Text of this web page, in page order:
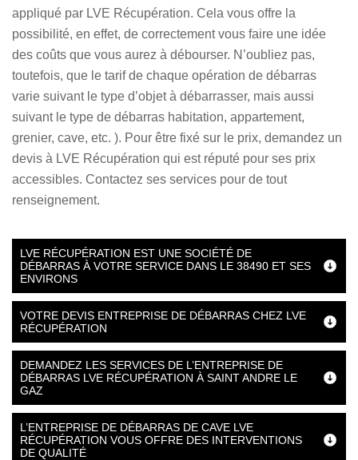
appliqué par LVE Récupération. Cela vous offre la
possibilité, en effet, de correctement vous faire une idée
des coûts que vous aurez à débourser. N’oubliez pas,
toutefois, que le tarif de chaque opération de débarras
varie suivant le type d’objet à débarrasser, mais aussi
suivant le type de débarras habitation, appartement,
grenier, cave, etc. ). Pour être fixé sur le prix, demandez un
devis à LVE Récupération qui est réputé pour ses prix
accessibles. Contactez ses services pour de tout
renseignement.
LVE RÉCUPÉRATION EST UNE SOCIÉTÉ DE
DÉBARRAS À VOTRE SERVICE DANS LE 38490 ET SES
ENVIRONS
VOTRE DEVIS ENTREPRISE DE DÉBARRAS CHEZ LVE
RÉCUPÉRATION
DEMANDEZ LES SERVICES DE L’ENTREPRISE DE
DÉBARRAS LVE RÉCUPÉRATION À SAINT ANDRE LE
GAZ
L’ENTREPRISE DE DÉBARRAS DE CAVE LVE
RÉCUPÉRATION VOUS OFFRE DES INTERVENTIONS
DE QUALITÉ